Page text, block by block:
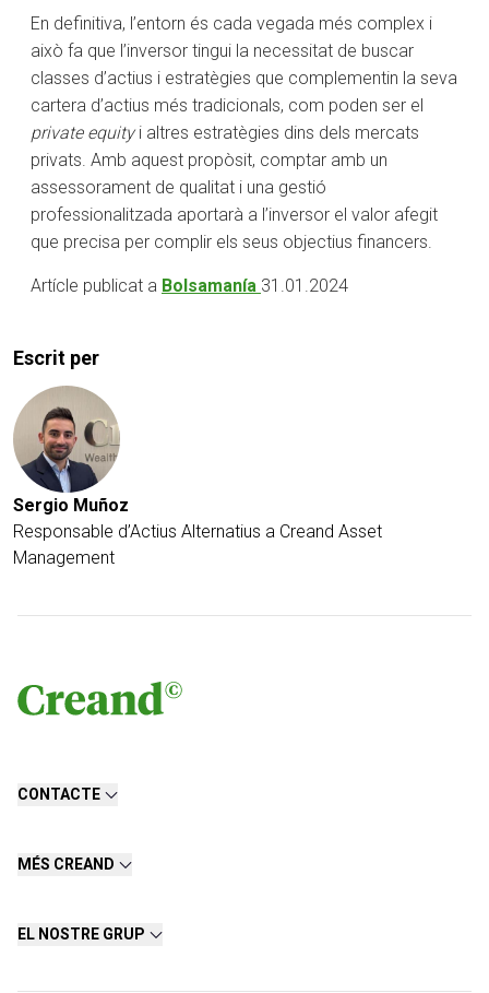
En definitiva, l’entorn és cada vegada més complex i
això fa que l’inversor tingui la necessitat de buscar
classes d’actius i estratègies que complementin la seva
cartera d’actius més tradicionals, com poden ser el
private equityi altres estratègies dins dels mercats
privats. Amb aquest propòsit, comptar amb un
assessorament de qualitat i una gestió
professionalitzada aportarà a l’inversor el valor afegit
que precisa per complir els seus objectius financers.
Artícle publicat a Bolsamanía 31.01.2024
Escrit per
Sergio Muñoz
Responsable d’Actius Alternatius a Creand Asset
Management
CONTACTE
MÉS CREAND
EL NOSTRE GRUP